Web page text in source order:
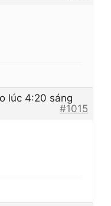
lúc 4:20 sáng
#1015